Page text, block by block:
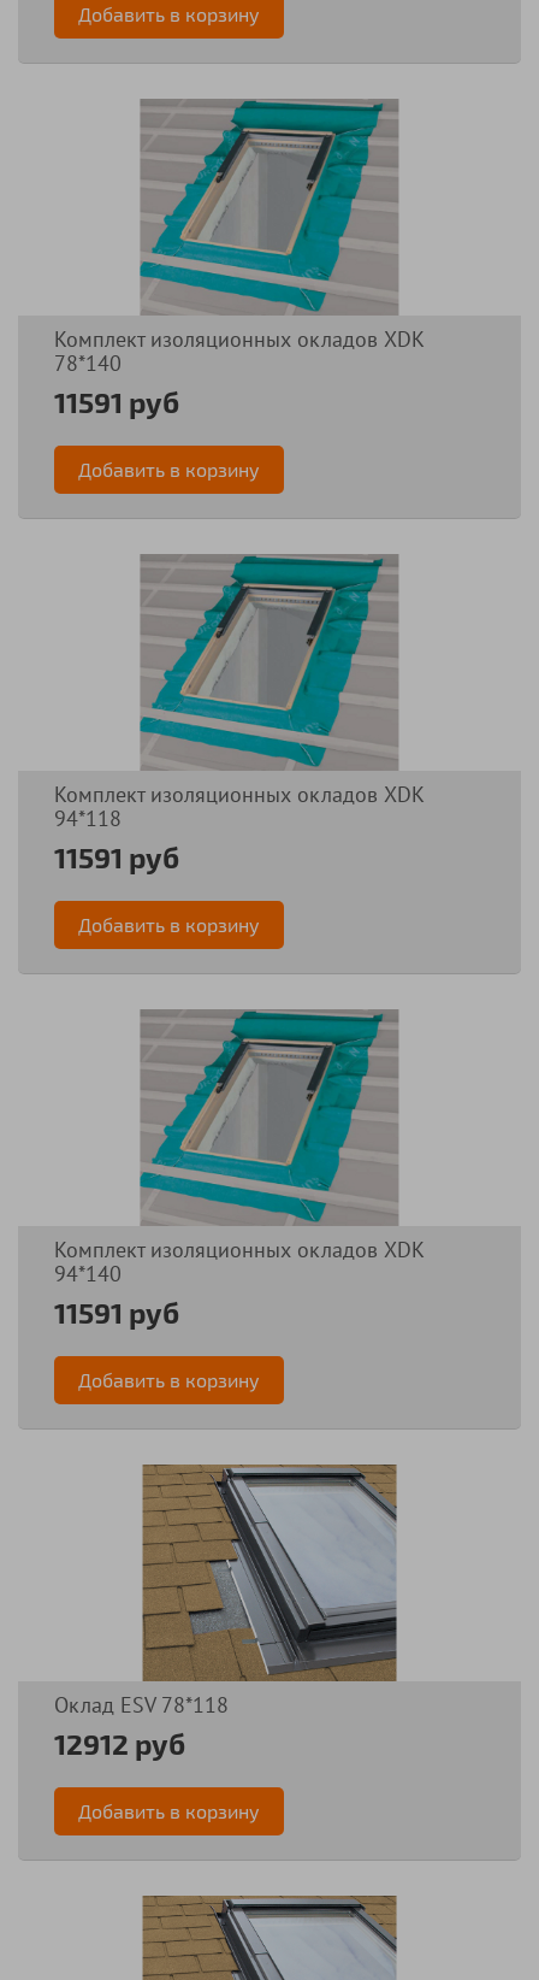
Добавить в корзину
Комплект изоляционных окладов XDK
78*140
11591 руб
Добавить в корзину
Комплект изоляционных окладов XDK
94*118
11591 руб
Добавить в корзину
Комплект изоляционных окладов XDK
94*140
11591 руб
Добавить в корзину
Оклад ESV 78*118
12912 руб
Добавить в корзину